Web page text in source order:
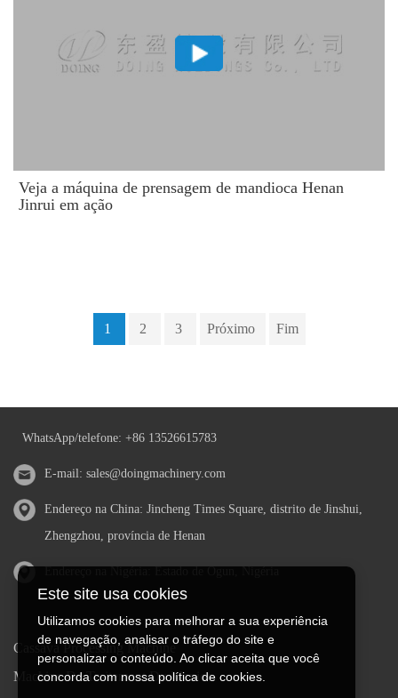
Veja a máquina de prensagem de mandioca Henan
Jinrui em ação
1 2 3 Próximo Fim
WhatsApp/telefone: +86 13526615783
E-mail: sales@doingmachinery.com
Endereço na China: Jincheng Times Square, distrito de Jinshui,
Zhengzhou, província de Henan
Cassava Processing Machine
Machine De Traitement Du Manioc
Este site usa cookies
Utilizamos cookies para melhorar a sua experiência
de navegação, analisar o tráfego do site e
personalizar o conteúdo. Ao clicar aceita que você
concorda com nossa política de cookies.